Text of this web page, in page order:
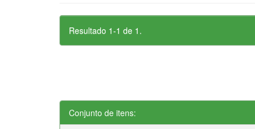
Resultado 1-1 de 1.
Conjunto de itens: